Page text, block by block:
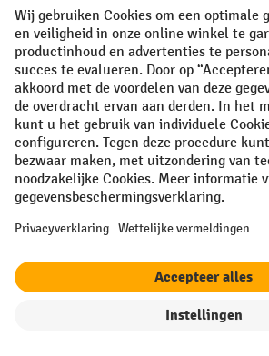
Sorteren op
Informatie
Service
Service hotline
Ondersteuning en advies bij:
088 900 8800